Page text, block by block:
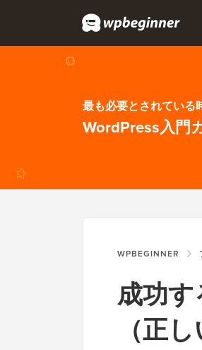
最も必要とされている
WordPress入門
WPBEGINNER
成功
（正